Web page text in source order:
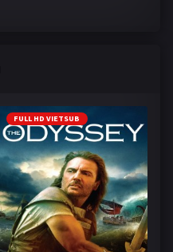
FULL HD VIETSUB